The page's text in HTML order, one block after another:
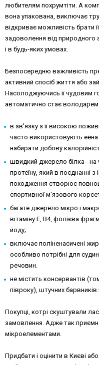
любителям похрумтіти. А
вона упакована, виключає
відкриває можливість брати
задоволення від природного
і в будь-яких умовах.
Безпосередню важливість
активний спосіб життя або
Насолоджуючись її чудовим
автоматично стає володарем
в зв'язку з її високою
часто використовують
набирати добову
швидкий джерело білка - на
протеїну, який в поєднанні
походження створює
спортивної м'язового
багате джерело мікро і
вітаміну Е, В4, фолієва
йоду;
включає поліненасичені
особливо потрібні для
речовин.
не містить консервантів
півроку), штучних
Покупці, котрі скуштували
замовлення. Адже так
мікроелементами.
Придбати і оцінити в Києві